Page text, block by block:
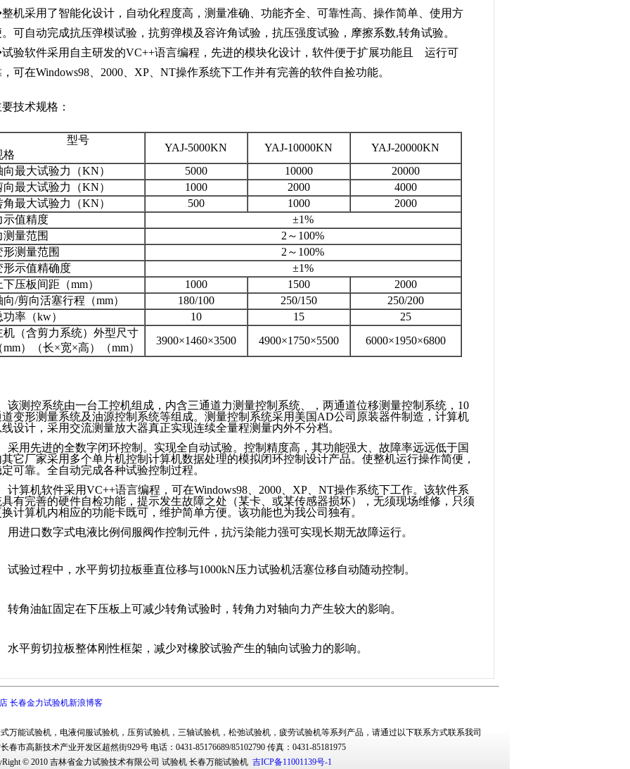
机采用了智能化设计，自动化程度高，测量准确、功能齐全、可靠性高、操作简单、使用方
可自动完成抗压弹模试验，抗剪弹模及容许角试验，抗压强度试验，摩擦系数,转角试验。
验软件采用自主研发的VC++语言编程，先进的模块化设计，软件便于扩展功能且 运行可
可在Windows98、2000、XP、NT操作系统下工作并有完善的软件自捡功能。
技术规格：
型号
格
YAJ-5000KN YAJ-10000KN
YAJ-20000KN
向最大试验力（KN）
5000 10000
20000
向最大试验力（KN）
1000 2000
4000
角最大试验力（KN）
500 1000
2000
示值精度
±1%
测量范围
2～100%
形测量范围
2～100%
形示值精确度
±1%
下压板间距（mm）
1000 1500
2000
向/剪向活塞行程（mm）
180/100 250/150
250/200
功率（kw）
10 15
25
机（含剪力系统）外型尺寸
mm）（长×宽×高）（mm）
3900×1460×3500 4900×1750×5500 6000×1950×6800
该测控系统由一台工控机组成，内含三通道力测量控制系统、，两通道位移测量控制系统， 10
变形测量系统及油源控制系统等组成。测量控制系统采用美国AD公司原装器件制造，计算机
设计， 采用交流测量放大器真正实现连续全量程测量内外不分档。
采用先进的全数字闭环控制。实现全自动试验。控制精度高，其功能强大、故障率远远低于国
它厂家采用多个单片机控制计算机数据处理的模拟闭环控制设计产品。使整机运行操作简便，
可靠。全自动完成各种试验控制过程。
计算机软件采用VC++语言编程，可在Windows98、 2000、 XP、 NT操作系统下工作。该软件系
有完善的硬件自检功能，提示发生故障之处（某卡、或某传感器损坏），无须现场维修，只须
计算机内相应的功能卡既可，维护简单方便。该功能也为我公司独有。
用进口数字式电液比例伺服阀作控制元件，抗污染能力强可实现长期无故障运行。
试验过程中，水平剪切拉板垂直位移与1000kN压力试验机活塞位移自动随动控制。
转角油缸固定在下压板上可减少转角试验时，转角力对轴向力产生较大的影响。
水平剪切拉板整体刚性框架，减少对橡胶试验产生的轴向试验力的影响。
长春金力试验机新浪博客
万能试验机， 电液伺服试验机， 压剪试验机， 三轴试验机， 松弛试验机， 疲劳试验机等系列产品，请通过以下联系方式联系我司
春市高新技术产业开发区超然街929号 电话：0431-85176689/85102790 传真：0431-85181975
© 2010 吉林省金力试验技术有限公司 试验机 长春万能试验机 吉ICP备11001139号-1